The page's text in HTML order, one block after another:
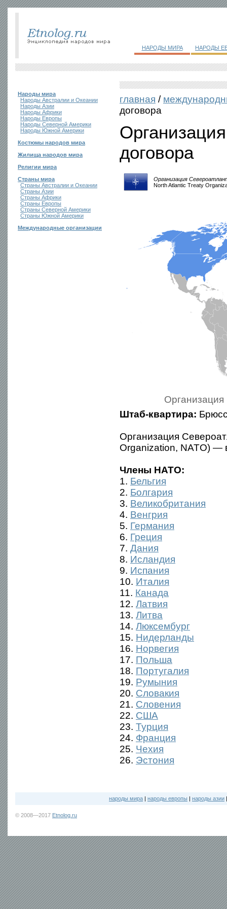
НАРОДЫ МИРА НАРОДЫ
Народы мира
Народы Австралии и Океании
Народы Азии
Народы Африки
Народы Европы
Народы Северной Америки
Народы Южной Америки
Костюмы народов мира
Жилища народов мира
Религии мира
Страны мира
Страны Австралии и Океании
Страны Азии
Страны Африки
Страны Европы
Страны Северной Америки
Страны Южной Америки
Международные организации
главная /
договора
договора
Организация
North Atlantic Treaty
Организация
Штаб-квартира:
Организация
Organization, NATO) —
Члены НАТО:
1. Бельгия
2. Болгария
3. Великобритания
4. Венгрия
5. Германия
6. Греция
7. Дания
8. Исландия
9. Испания
10. Италия
11. Канада
12. Латвия
13. Литва
14. Люксембург
15. Нидерланды
16. Норвегия
17. Польша
18. Португалия
19. Румыния
20. Словакия
21. Словения
22. США
23. Турция
24. Франция
25. Чехия
26. Эстония
народы мира | народы европы | народы азии
© 2008—2017 Etnolog.ru